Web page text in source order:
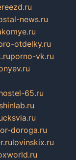
news.ru
otdelky.ru
porno-vk.ru
65.ru
doroga.ru
lovinskix.ru